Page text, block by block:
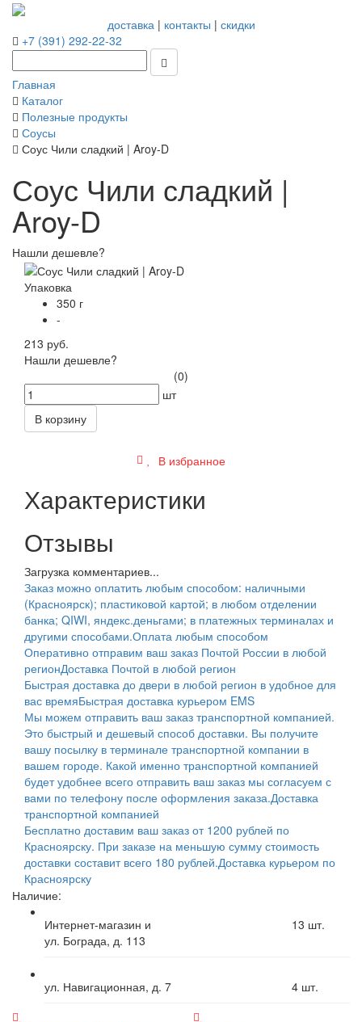
доставка| контакты | скидки
+7 (391) 292-22-32
Главная
Каталог
Полезные продукты
Соусы
Соус Чили сладкий | Aroy-D
Соус Чили сладкий |
Aroy-D
Нашли дешевле?
Упаковка
350 г
-
213 руб.
Нашли дешевле?
(0)
шт
В корзину
В избранное
Характеристики
Отзывы
Загрузка комментариев...
Заказ можно оплатить любым способом: наличными
(Красноярск); пластиковой картой; в любом отделении
банка; QIWI, яндекс.деньгами; в платежных терминалах и
другими способами.Оплата любым способом
Оперативно отправим ваш заказ Почтой России в любой
регионДоставка Почтой в любой регион
Быстрая доставка до двери в любой регион в удобное для
вас времяБыстрая доставка курьером EMS
Мы можем отправить ваш заказ транспортной компанией.
Это быстрый и дешевый способ доставки. Вы получите
вашу посылку в терминале транспортной компании в
вашем городе. Какой именно транспортной компанией
будет удобнее всего отправить ваш заказ мы согласуем с
вами по телефону после оформления заказа.Доставка
транспортной компанией
Бесплатно доставим ваш заказ от 1200 рублей по
Красноярску. При заказе на меньшую сумму стоимость
доставки составит всего 180 рублей.Доставка курьером по
Красноярску
Наличие:
Интернет-магазин и
ул. Бограда, д. 113
13 шт.
ул. Навигационная, д. 7 4 шт.